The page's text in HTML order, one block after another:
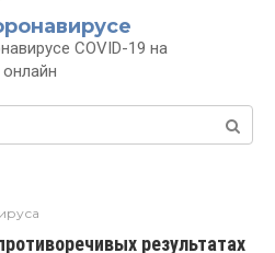
COVID-19 на
результатах